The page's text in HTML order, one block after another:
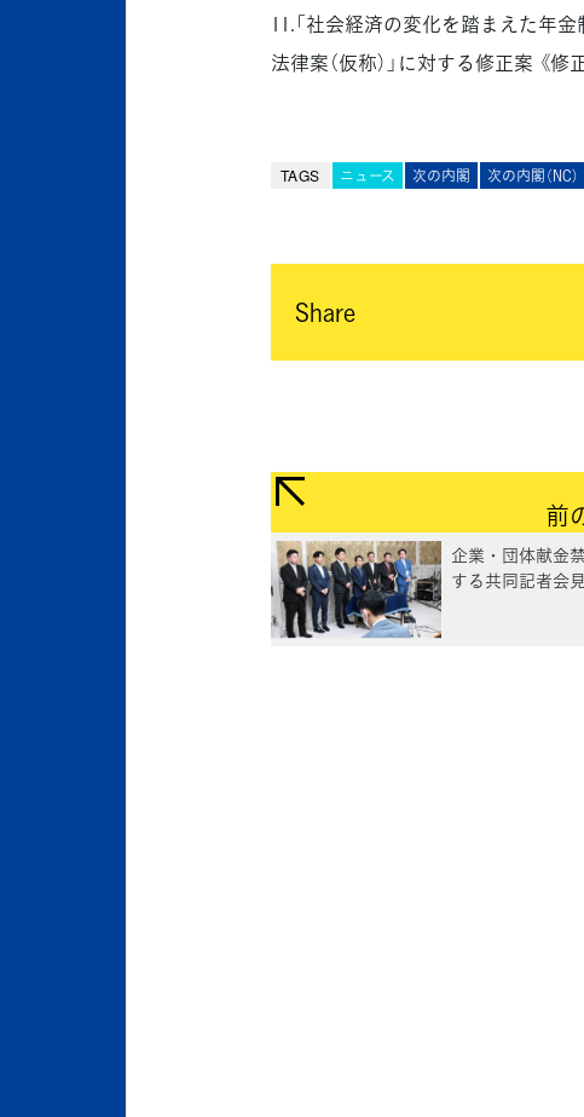
11.「社会経済の変化を踏まえた年
法律案（仮称）」に対する修正案 《
TAGS ニュース 次の内閣 次の内閣（NC）
Share
前
企業・団体献金
する共同記者会見